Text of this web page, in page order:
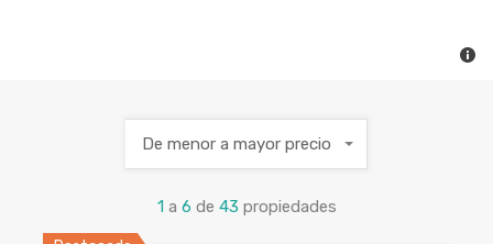
1 a 6 de 43 propiedades
De menor a mayor precio